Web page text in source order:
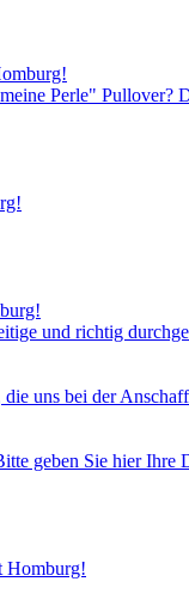
Perle" Pullover?
und richtig
uns bei der
geben Sie hier
Homburg!